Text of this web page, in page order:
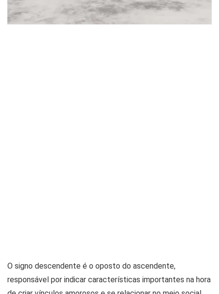
O signo descendente é o oposto do ascendente,
responsável por indicar características importantes na hora